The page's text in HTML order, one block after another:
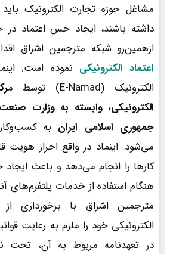
مشاغل حوزه تجارت الکترونیک
داشته باشند، ایجاد حس اعتماد
ازهمین‌رو شبکه مترجمین اشراق
اعتماد الکترونیکی نموده است.
الکترونیک (E-Namad) توسط م
الکترونیکی، وابسته به وزارت
جمهوری اسلامی ایران به
می‌شود. اینماد در واقع احراز
کارها را انجام می‌دهد و باعث ایجاد
هنگام استفاده از خدمات پلتفرم‌های
مترجمین اشراق با برخورداری از
الکترونیکی خود را ملزم به رعایت
در تعهدنامه مربوط به آن، تحت